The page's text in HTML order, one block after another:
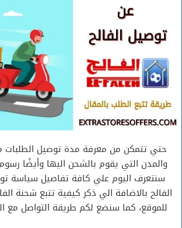
حتي تتمكن من معرفة مدة توصيل الطلبات
والمدن التي يقوم بالشحن اليها وأيضًا
سنتعرف اليوم علي كافة تفاصيل سياسة
الفالح بالاضافة الي ذكر كيفية تتبع شحنة
للموقع، كما سنضع لكم طريقة التواصل مع